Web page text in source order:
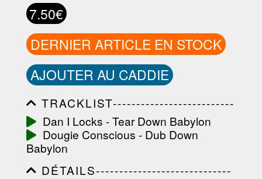
7.50€
DERNIER ARTICLE EN STOCK
AJOUTER AU CADDIE
TRACKLIST--------------------------
-----------------------------------------
-----------------------------------------
-----------------------------------------
-----------------------------------------
-------------------
Dan I Locks - Tear Down Babylon
Dougie Conscious - Dub Down
Babylon
DÉTAILS-----------------------------